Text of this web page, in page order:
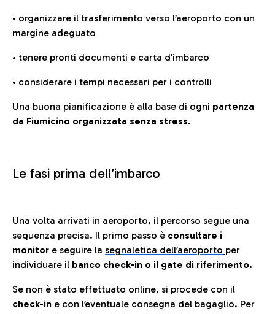
• organizzare il trasferimento verso l’aeroporto con un
margine adeguato
• tenere pronti documenti e carta d’imbarco
• considerare i tempi necessari per i controlli
Una buona pianificazione è alla base di ogni partenza
da Fiumicino organizzata senza stress.
Le fasi prima dell’imbarco
Una volta arrivati in aeroporto, il percorso segue una
sequenza precisa. Il primo passo è consultare i
monitor e seguire la segnaletica dell’aeroporto per
individuare il banco check-in o il gate di riferimento.
Se non è stato effettuato online, si procede con il
check-in e con l’eventuale consegna del bagaglio. Per